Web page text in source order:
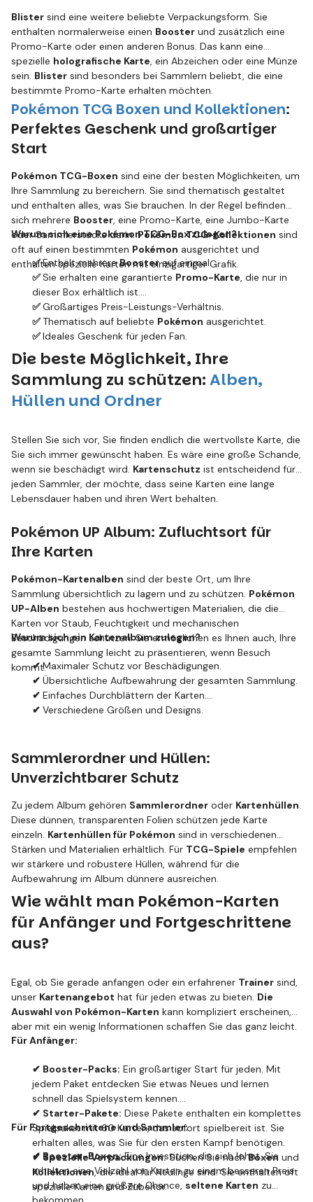
Blister sind eine weitere beliebte Verpackungsform. Sie
enthalten normalerweise einen Booster und zusätzlich eine
Promo-Karte oder einen anderen Bonus. Das kann eine
spezielle holografische Karte, ein Abzeichen oder eine Münze
sein. Blister sind besonders bei Sammlern beliebt, die eine
bestimmte Promo-Karte erhalten möchten.
Pokémon TCG Boxen und Kollektionen:
Perfektes Geschenk und großartiger
Start
Pokémon TCG-Boxen sind eine der besten Möglichkeiten, um
Ihre Sammlung zu bereichern. Sie sind thematisch gestaltet
und enthalten alles, was Sie brauchen. In der Regel befinden
sich mehrere Booster, eine Promo-Karte, eine Jumbo-Karte
oder Sammlerstücke darin.Pokémon TCG-Kollektionen sind
oft auf einen bestimmten Pokémon ausgerichtet und
enthalten spezielle Karten mit einzigartiger Grafik.
Warum sich eine Pokémon TCG-Box zulegen?
✅Enthält mehrereBoosterauf einmal.
✅Sie erhalten eine garantierte Promo-Karte, die nur in
dieser Box erhältlich ist.
✅Großartiges Preis-Leistungs-Verhältnis.
✅Thematisch auf beliebte Pokémon ausgerichtet.
✅Ideales Geschenk für jeden Fan.
Die beste Möglichkeit, Ihre
Sammlung zu schützen:Alben,
Hüllen und Ordner
Stellen Sie sich vor, Sie finden endlich die wertvollste Karte, die
Sie sich immer gewünscht haben. Es wäre eine große Schande,
wenn sie beschädigt wird. Kartenschutz ist entscheidend für
jeden Sammler, der möchte, dass seine Karten eine lange
Lebensdauer haben und ihren Wert behalten.
Pokémon UP Album: Zufluchtsort für
Ihre Karten
Pokémon-Kartenalben sind der beste Ort, um Ihre
Sammlung übersichtlich zu lagern und zu schützen. Pokémon
UP-Alben bestehen aus hochwertigen Materialien, die die
Karten vor Staub, Feuchtigkeit und mechanischen
Beschädigungen schützen. Sie ermöglichen es Ihnen auch, Ihre
gesamte Sammlung leicht zu präsentieren, wenn Besuch
kommt.
Warum sich ein Kartenalbum zulegen?
✔Maximaler Schutz vor Beschädigungen.
✔ Übersichtliche Aufbewahrung der gesamten Sammlung.
✔ Einfaches Durchblättern der Karten.
✔ Verschiedene Größen und Designs.
Sammlerordner und Hüllen:
Unverzichtbarer Schutz
Zu jedem Album gehören Sammlerordner oder Kartenhüllen.
Diese dünnen, transparenten Folien schützen jede Karte
einzeln. Kartenhüllen für Pokémon sind in verschiedenen
Stärken und Materialien erhältlich. Für TCG-Spiele empfehlen
wir stärkere und robustere Hüllen, während für die
Aufbewahrung im Album dünnere ausreichen.
Wie wählt man Pokémon-Karten
für Anfänger und Fortgeschrittene
aus?
Egal, ob Sie gerade anfangen oder ein erfahrener Trainer sind,
unser Kartenangebot hat für jeden etwas zu bieten. Die
Auswahl von Pokémon-Karten kann kompliziert erscheinen,
aber mit ein wenig Informationen schaffen Sie das ganz leicht.
Für Anfänger:
✔ Booster-Packs: Ein großartiger Start für jeden. Mit
jedem Paket entdecken Sie etwas Neues und lernen
schnell das Spielsystem kennen.
✔ Starter-Pakete: Diese Pakete enthalten ein komplettes
Spielpaket mit 60 Karten, das sofort spielbereit ist. Sie
erhalten alles, was Sie für den ersten Kampf benötigen.
✔ Spezielle Verpackungen:Suchen Sie nachBoxen und
Kollektionen, die ideal für Neulinge sind. Sie enthalten oft
spezielle Karten und Zubehör.
Für Fortgeschrittene und Sammler:
✔ Booster-Boxen:Eine Investition, die sich lohnt. Sie
erhalten eine Vielzahl von Karten zu einem besseren Preis
und haben eine größere Chance, seltene Karten zu